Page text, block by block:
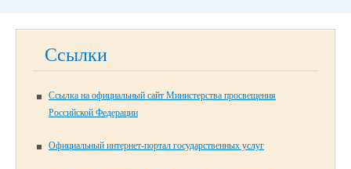
Ссылки
Ссылка на официальный сайт Министерства просвещения
Российской Федерации
Официальный интернет-портал государственных услуг